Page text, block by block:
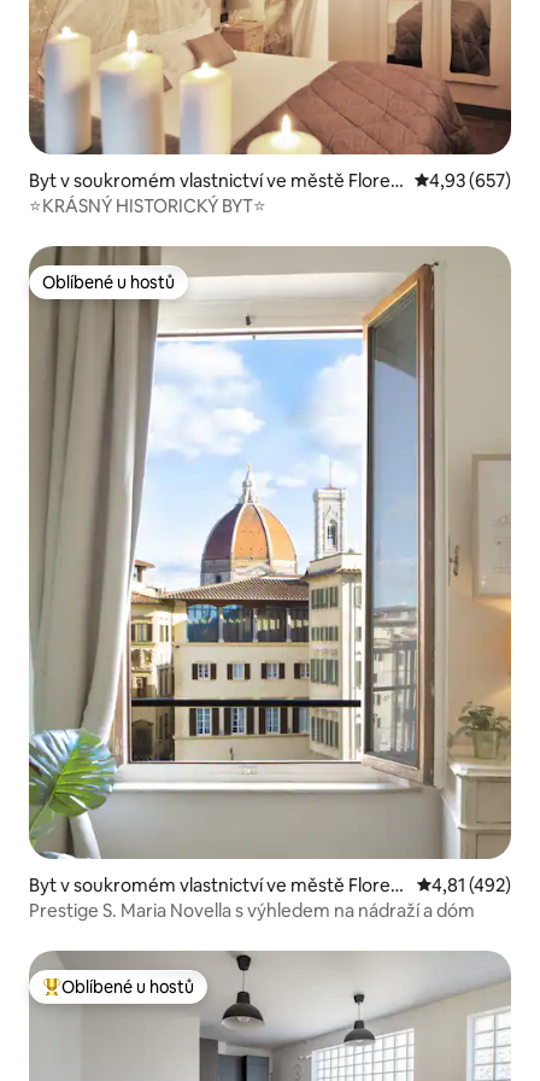
Byt v soukromém vlastnictví ve městě Floren
cie
Průměrné
4,93 (657)
⭐️KRÁSNÝ HISTORICKÝ BYT⭐️
Oblíbené u hostů
Oblíbené u hostů
Byt v soukromém vlastnictví ve městě Floren
cie
Průměrné
4,81 (492)
Prestige S. Maria Novella s výhledem na nádraží a dóm
Nejlepší v kategorii Oblíbené u hostů
Oblíbené u hostů